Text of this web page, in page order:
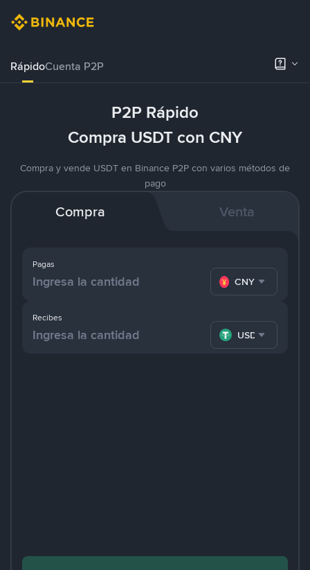
RápidoCuenta P2P
P2P Rápido
Compra USDT con CNY
Compra y vende USDT en Binance P2P con varios métodos de
pago
Compra Venta
Pagas
CNY
Recibes
USDT